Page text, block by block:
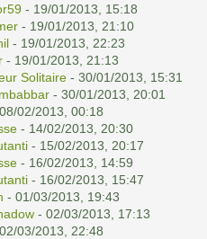
- 19/01/2013, 15:18
- 19/01/2013, 21:10
- 19/01/2013, 22:23
- 19/01/2013, 21:13
Solitaire- 30/01/2013, 15:31
- 30/01/2013, 20:01
02/2013, 00:18
- 14/02/2013, 20:30
- 15/02/2013, 20:17
- 16/02/2013, 14:59
- 16/02/2013, 15:47
- 01/03/2013, 19:43
- 02/03/2013, 17:13
03/2013, 22:48